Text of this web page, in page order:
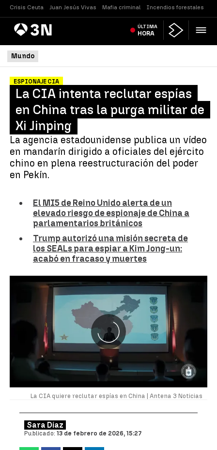
Crisis Ceuta Juan Jesús Vivas Mafia criminal Incendios forestales
AntenaNoticias ÚLTIMA
HORA
Mundo
ESPIONAJE CIA
La CIA intenta reclutar espías
en China tras la purga militar de
Xi Jinping
La agencia estadounidense publica un vídeo
en mandarín dirigido a oficiales del ejército
chino en plena reestructuración del poder
en Pekín.
El MI5 de Reino Unido alerta de un
elevado riesgo de espionaje de China a
parlamentarios británicos
Trump autorizó una misión secreta de
los SEALs para espiar a Kim Jong-un:
acabó en fracaso y muertes
La CIA quiere reclutar espías en China | Antena 3 Noticias
Sara Díaz
Publicado: 13 de febrero de 2026, 15:27